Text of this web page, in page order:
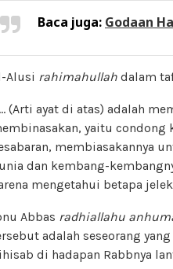
Baca juga: Godaan
Alusi rahimahullah dalam
(Arti ayat di atas) adalah
yaitu condong
membiasakannya
dan kembang-
mengetahui betapa
Abbas radhiallahu
adalah seseorang
di hadapan Rabbnya